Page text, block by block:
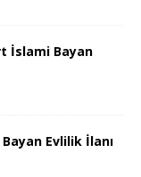
İslami Bayan
Evlilik İlanı